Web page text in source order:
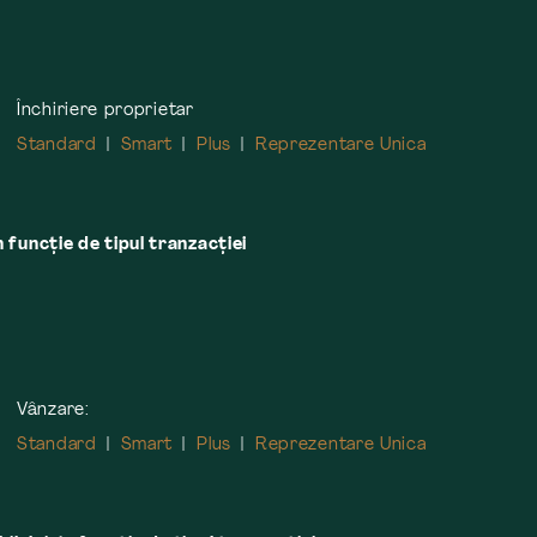
Închiriere proprietar
Standard
Smart Plus Reprezentare Unica
funcție de tipul tranzacției
Vânzare:
Standard
Smart Plus Reprezentare Unica